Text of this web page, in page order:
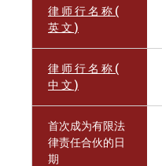
律 师 行 名 称 (
英 文 )
律 师 行 名 称 (
中 文 )
首次成为有限法
律责任合伙的日
期